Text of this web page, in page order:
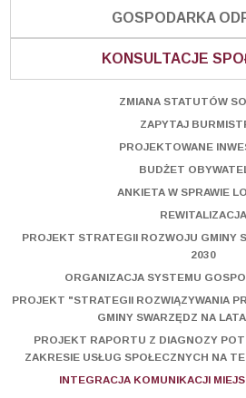
GOSPODARKA
KONSULTACJE
ZMIANA STATUTÓW
ZAPYTAJ
PROJEKTOWANE
BUDŻET
ANKIETA W SPRAWIE
REWITALIZACJA
PROJEKT STRATEGII ROZWOJU GMINY
2030
ORGANIZACJA SYSTEMU
PROJEKT "STRATEGII ROZWIĄZYWANIA
GMINY SWARZĘDZ NA
PROJEKT RAPORTU Z DIAGNOZY
ZAKRESIE USŁUG SPOŁECZNYCH NA
INTEGRACJA KOMUNIKACJI